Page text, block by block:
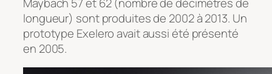
longueur) sont produites de 2002 à 2013. Un
prototype Exelero avait aussi été présenté
en 2005.